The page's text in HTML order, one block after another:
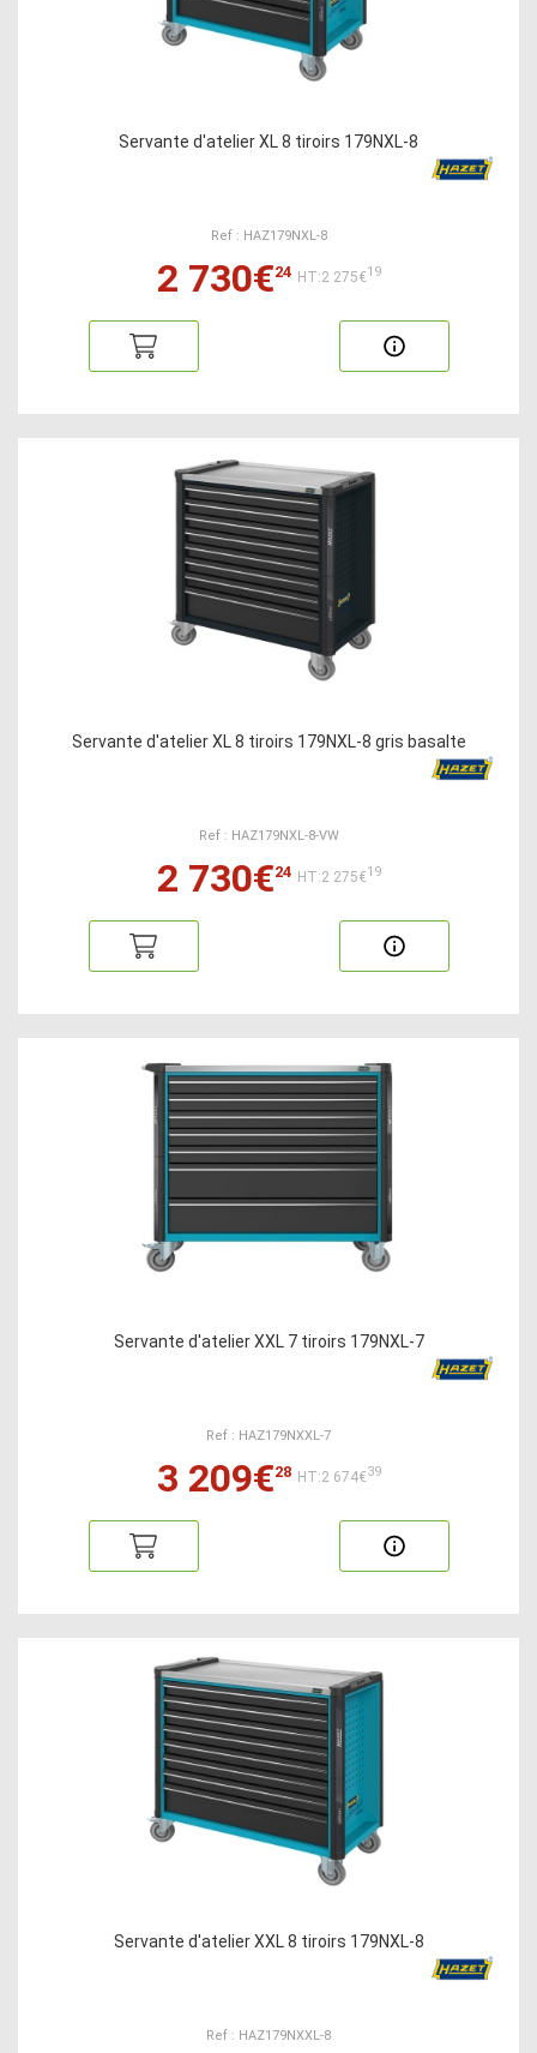
Servante d'atelier XL 8 tiroirs 179NXL-8
Ref : HAZ179NXL-8
2 730€24 HT:2 275€19
Servante d'atelier XL 8 tiroirs 179NXL-8 gris basalte
Ref : HAZ179NXL-8-VW
2 730€24 HT:2 275€19
Servante d'atelier XXL 7 tiroirs 179NXL-7
Ref : HAZ179NXXL-7
3 209€28 HT:2 674€39
Servante d'atelier XXL 8 tiroirs 179NXL-8
Ref : HAZ179NXXL-8